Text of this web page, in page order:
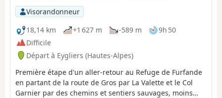
Visorandonneur
18,14 km
+1 627 m -589 m
9h 50
Difficile
Départ à Eygliers (Hautes-Alpes)
Première étape d'un aller-retour au Refuge de Furfande
en partant de la route de Gros par La Valette et le Col
Garnier par des chemins et sentiers sauvages, moins